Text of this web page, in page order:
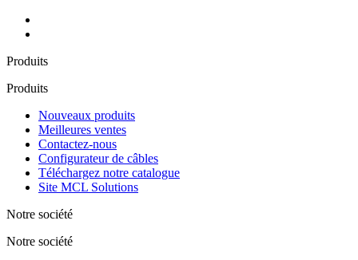
Produits
Produits
Nouveaux produits
Meilleures ventes
Contactez-nous
Configurateur de câbles
Téléchargez notre catalogue
Site MCL Solutions
Notre société
Notre société